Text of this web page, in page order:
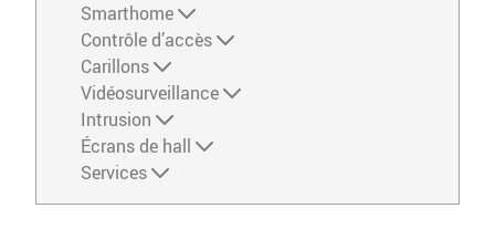
Smarthome
Contrôle d’accès
Carillons
Vidéosurveillance
Intrusion
Écrans de hall
Services